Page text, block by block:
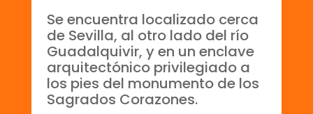
Se encuentra localizado cerca
de Sevilla, al otro lado del río
Guadalquivir, y en un enclave
arquitectónico privilegiado a
los pies del monumento de los
Sagrados Corazones.